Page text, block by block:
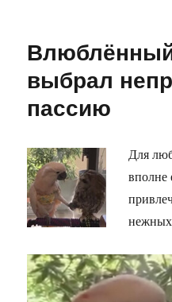
выбрал
пассию
Для
вполне
нежных